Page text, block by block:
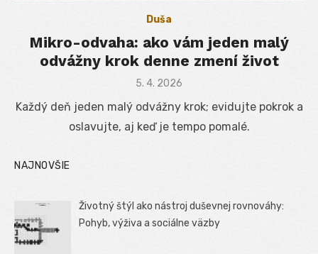
Duša
Mikro-odvaha: ako vám jeden malý
odvážny krok denne zmení život
Posted
5. 4. 2026
Každý deň jeden malý odvážny krok; evidujte pokrok a
oslavujte, aj keď je tempo pomalé.
NAJNOVŠIE
Životný štýl ako nástroj duševnej rovnováhy:
Pohyb, výživa a sociálne väzby